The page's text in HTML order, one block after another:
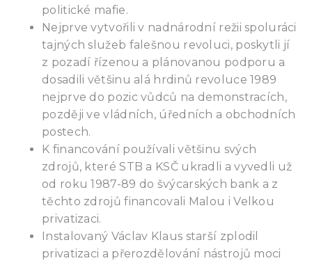
politické mafie.
Nejprve vytvořili v nadnárodní režii spoluráci
tajných služeb falešnou revoluci, poskytli jí
z pozadí řízenou a plánovanou podporu a
dosadili většinu alá hrdinů revoluce 1989
nejprve do pozic vůdců na demonstracích,
později ve vládních, úředních a obchodních
postech.
K financování používali většinu svých
zdrojů, které STB a KSČ ukradli a vyvedli už
od roku 1987-89 do švýcarských bank a z
těchto zdrojů financovali Malou i Velkou
privatizaci.
Instalovaný Václav Klaus starší zplodil
privatizaci a přerozdělování nástrojů moci